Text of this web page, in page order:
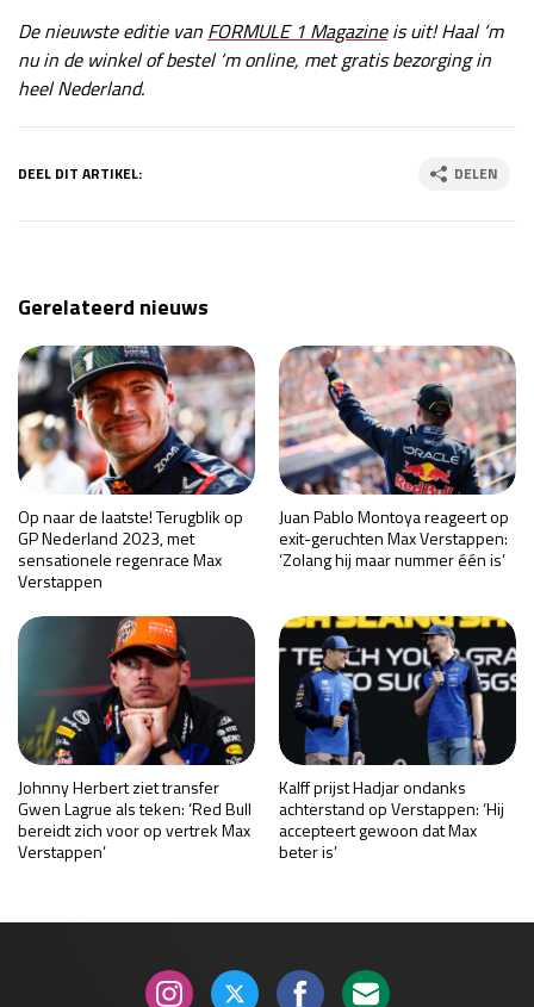
De nieuwste editie van FORMULE 1 Magazineis uit! Haal ‘m
nu in de winkel of bestel ‘m online, met gratis bezorging in
heel Nederland.
DEEL DIT ARTIKEL: DELEN
Gerelateerd nieuws
Op naar de laatste! Terugblik op
GP Nederland 2023, met
sensationele regenrace Max
Verstappen
Juan Pablo Montoya reageert op
exit-geruchten Max Verstappen:
‘Zolang hij maar nummer één is’
Johnny Herbert ziet transfer
Gwen Lagrue als teken: ‘Red Bull
bereidt zich voor op vertrek Max
Verstappen’
Kalff prijst Hadjar ondanks
achterstand op Verstappen: ‘Hij
accepteert gewoon dat Max
beter is’